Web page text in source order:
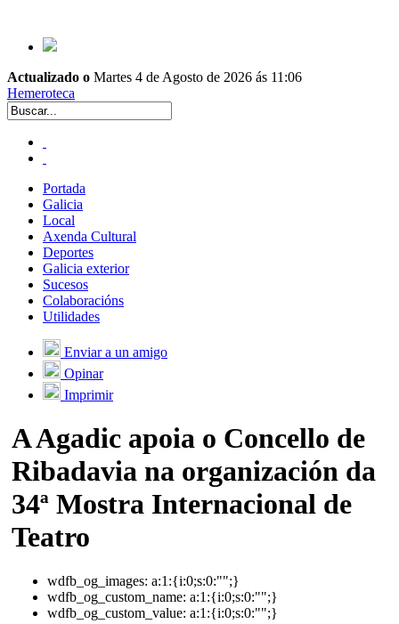
Actualizado o Martes 4 de Agosto de 2026 ás 11:06
Hemeroteca
Portada
Galicia
Local
Axenda Cultural
Deportes
Galicia exterior
Sucesos
Colaboracións
Utilidades
Enviar a un amigo
Opinar
Imprimir
A Agadic apoia o Concello de
Ribadavia na organización da
34ª Mostra Internacional de
Teatro
wdfb_og_images: a:1:{i:0;s:0:"";}
wdfb_og_custom_name: a:1:{i:0;s:0:"";}
wdfb_og_custom_value: a:1:{i:0;s:0:"";}